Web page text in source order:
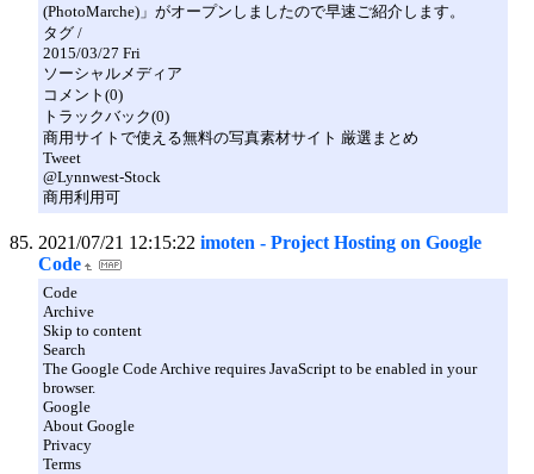
(PhotoMarche)」がオープンしましたので早速ご紹介します。
タグ /
2015/03/27 Fri
ソーシャルメディア
コメント(0)
トラックバック(0)
商用サイトで使える無料の写真素材サイト 厳選まとめ
Tweet
@Lynnwest-Stock
商用利用可
2021/07/21 12:15:22 imoten - Project Hosting on Google
Code
Code
Archive
Skip to content
Search
The Google Code Archive requires JavaScript to be enabled in your
browser.
Google
About Google
Privacy
Terms